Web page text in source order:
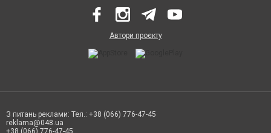
Автори проєкту
З питань реклами: Тел.: +38 (066) 776-47-45
reklama@048.ua